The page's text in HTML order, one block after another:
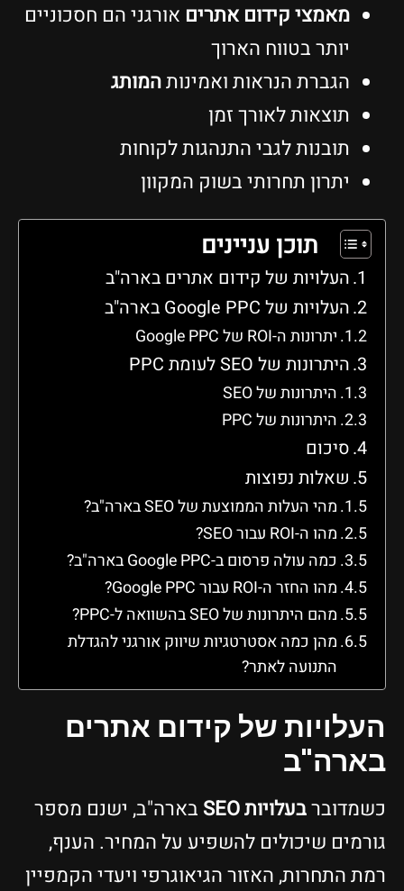
מאמצי קידום אתרים אורגני הם חסכוניים
יותר בטווח הארוך
הגברת הנראות ואמינותהמותג
תוצאות לאורך זמן
תובנות לגבי התנהגות לקוחות
יתרון תחרותי בשוק המקוון
תוכן עניינים
העלויות של קידום אתרים בארה"ב
העלויות של Google PPC בארה"ב
יתרונות ה-ROI של Google PPC
היתרונות של SEO לעומת PPC
היתרונות של SEO
היתרונות של PPC
סיכום
שאלות נפוצות
מהי העלות הממוצעת של SEO בארה"ב?
מהו ה-ROI עבור SEO?
כמה עולה פרסום ב-Google PPC בארה"ב?
מהו החזר ה-ROI עבור Google PPC?
מהם היתרונות של SEO בהשוואה ל-PPC?
מהן כמה אסטרטגיות שיווק אורגני להגדלת
התנועה לאתר?
העלויות של קידום אתרים
בארה"ב
כשמדוברבעלויות SEO
בארה"ב, ישנם מספר
גורמים שיכולים להשפיע על המחיר. הענף,
רמת התחרות, האזור הגיאוגרפי ויעדי הקמפיין